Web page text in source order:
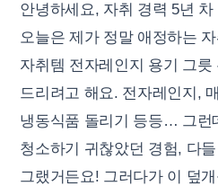
안녕하세요, 자취 경력 5년 차
오늘은 제가 정말 애정하는
자취템 전자레인지 용기 그릇
드리려고 해요. 전자레인지,
냉동식품 돌리기 등등… 그런
청소하기 귀찮았던 경험, 다
그랬거든요! 그러다가 이 덮